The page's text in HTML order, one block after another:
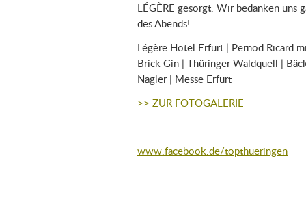
LÉGÈRE gesorgt. Wir bedanken uns
des Abends!
Légère Hotel Erfurt | Pernod Ricard
Brick Gin | Thüringer Waldquell |
Nagler | Messe Erfurt
>> ZUR FOTOGALERIE
www.facebook.de/topthueringen